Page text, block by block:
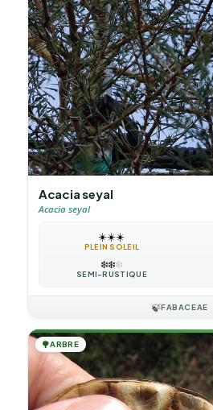
Acacia seyal
Acacia seyal
☀️☀️☀️
PLEIN SOLEIL
❄️❄️❄️
SEMI-RUSTIQUE
🍃FABACEAE
🌳ARBRE